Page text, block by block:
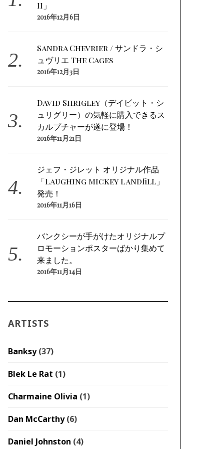
II」
2016年12月6日
Sandra Chevrier / サンドラ・シ
ュヴリエ The Cages
2016年12月3日
David Shrigley（デイビット・シ
ュリグリー）の気軽に購入できるス
カルプチャーが遂に登場！
2016年11月21日
ジェフ・ジレット オリジナル作品
「Laughing Mickey Landfill」
発売！
2016年11月16日
バンクシーが手がけたオリジナルプ
ロモーションポスターばかり集めて
来ました。
2016年11月14日
ARTISTS
Banksy(37)
Blek Le Rat (1)
Charmaine Olivia (1)
Dan McCarthy(6)
Daniel Johnston (4)